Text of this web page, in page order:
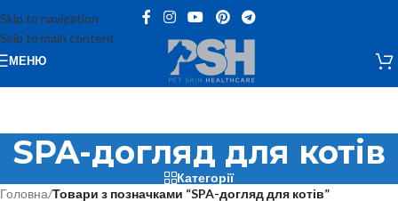
Skip to navigation
Skip to main content
МЕНЮ
SPA-догляд для котів
Категорії
Головна/Товари з позначками “SPA-догляд для котів”